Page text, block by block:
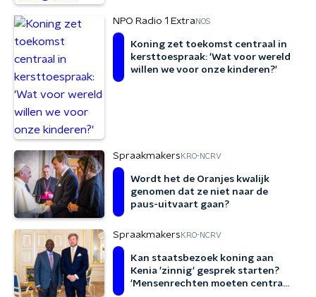
NPO Radio 1 ExtraNOS
Koning zet toekomst centraal in
kersttoespraak: 'Wat voor wereld
willen we voor onze kinderen?'
Spraakmakers KRO-NCRV
Wordt het de Oranjes kwalijk
genomen dat ze niet naar de
paus-uitvaart gaan?
Spraakmakers KRO-NCRV
Kan staatsbezoek koning aan
Kenia 'zinnig' gesprek starten?
'Mensenrechten moeten centraal